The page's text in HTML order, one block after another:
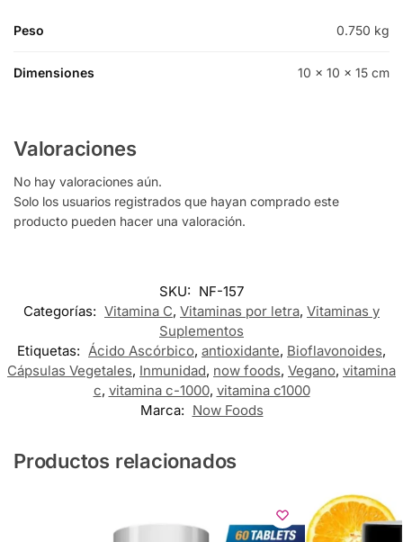
Peso 0.750 kg
Dimensiones 10 × 10 × 15 cm
Valoraciones
No hay valoraciones aún.
Solo los usuarios registrados que hayan comprado este
producto pueden hacer una valoración.
SKU: NF-157
Categorías: Vitamina C, Vitaminas por letra, Vitaminas y
Suplementos
Etiquetas: Ácido Ascórbico, antioxidante, Bioflavonoides,
Cápsulas Vegetales, Inmunidad, now foods, Vegano, vitamina
c, vitamina c-1000, vitamina c1000
Marca: Now Foods
Productos relacionados